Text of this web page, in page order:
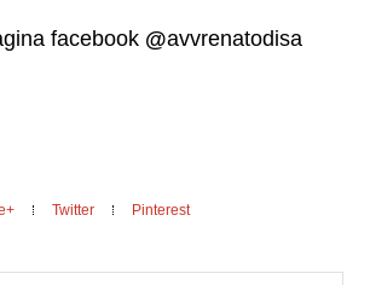
facebook @avvrenatodisa
Twitter Pinterest